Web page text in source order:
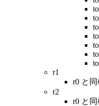
r1
r0 と同
r2
r0 と同